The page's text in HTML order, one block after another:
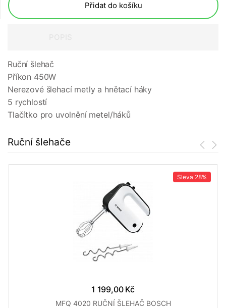
Přidat do košíku
Ruční šlehač
Příkon 450W
Nerezové šlehací metly a hnětací háky
5 rychlostí
Tlačítko pro uvolnění metel/háků
Ruční šlehače
Sleva 28%
1 199,00 Kč
MFQ 4020 RUČNÍ ŠLEHAČ BOSCH